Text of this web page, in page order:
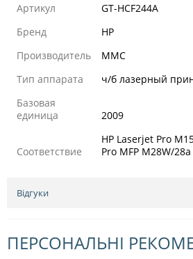
Артикул
GT-HCF244A
Бренд
HP
Производитель
MMC
Тип аппарата
ч/б лазерный
Базовая
единица
2009
Соответствие
HP Laserjet Pro
Pro MFP M28W/
Відгуки
ПЕРСОНАЛЬНІ